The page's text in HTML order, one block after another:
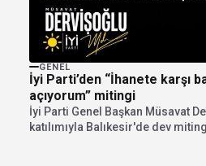
GENEL
İyi Parti’den “İhanete karşı
açıyorum” mitingi
İyi Parti Genel Başkan Müsavat
katılımıyla Balıkesir'de dev